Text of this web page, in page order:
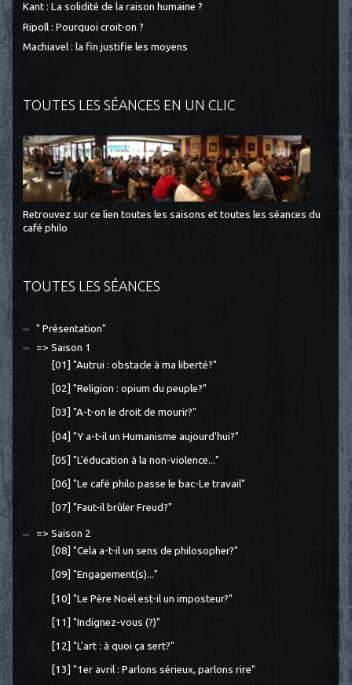
Kant : La solidité de la raison humaine ?
Ripoll : Pourquoi croit-on ?
Machiavel : la fin justifie les moyens
TOUTES LES SÉANCES EN UN CLIC
Retrouvez sur ce lien toutes les saisons et toutes les séances du
café philo
TOUTES LES SÉANCES
" Présentation"
=> Saison 1
[01] "Autrui : obstacle à ma liberté?"
[02] "Religion : opium du peuple?"
[03] "A-t-on le droit de mourir?"
[04] "Y a-t-il un Humanisme aujourd'hui?"
[05] "L'éducation à la non-violence..."
[06] "Le café philo passe le bac-Le travail"
[07] "Faut-il brûler Freud?"
=> Saison 2
[08] "Cela a-t-il un sens de philosopher?"
[09] "Engagement(s)..."
[10] "Le Père Noël est-il un imposteur?"
[11] "Indignez-vous (?)"
[12] "L'art : à quoi ça sert?"
[13] "1er avril : Parlons sérieux, parlons rire"